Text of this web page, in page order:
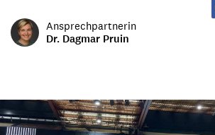
Ansprechpartnerin
Dr. Dagmar Pruin